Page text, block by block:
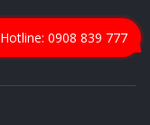
Hotline: 0908 839 777